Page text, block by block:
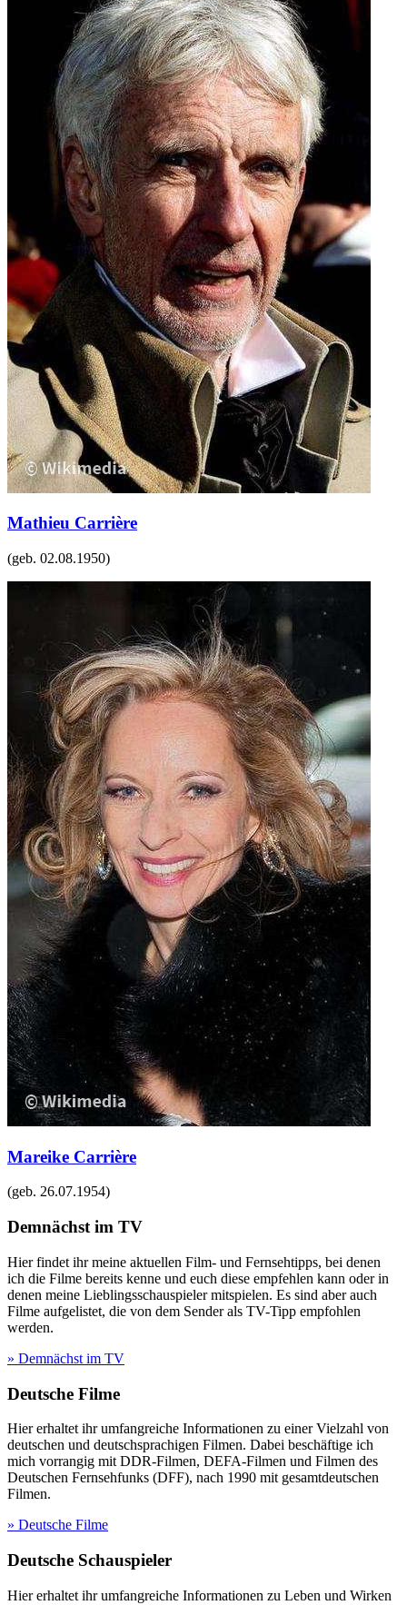
Mathieu Carrière
(geb. 02.08.1950)
Mareike Carrière
(geb. 26.07.1954)
Demnächst im TV
Hier findet ihr meine aktuellen Film- und Fernsehtipps, bei denen
ich die Filme bereits kenne und euch diese empfehlen kann oder in
denen meine Lieblingsschauspieler mitspielen. Es sind aber auch
Filme aufgelistet, die von dem Sender als TV-Tipp empfohlen
werden.
» Demnächst im TV
Deutsche Filme
Hier erhaltet ihr umfangreiche Informationen zu einer Vielzahl von
deutschen und deutschsprachigen Filmen. Dabei beschäftige ich
mich vorrangig mit DDR-Filmen, DEFA-Filmen und Filmen des
Deutschen Fernsehfunks (DFF), nach 1990 mit gesamtdeutschen
Filmen.
» Deutsche Filme
Deutsche Schauspieler
Hier erhaltet ihr umfangreiche Informationen zu Leben und Wirken